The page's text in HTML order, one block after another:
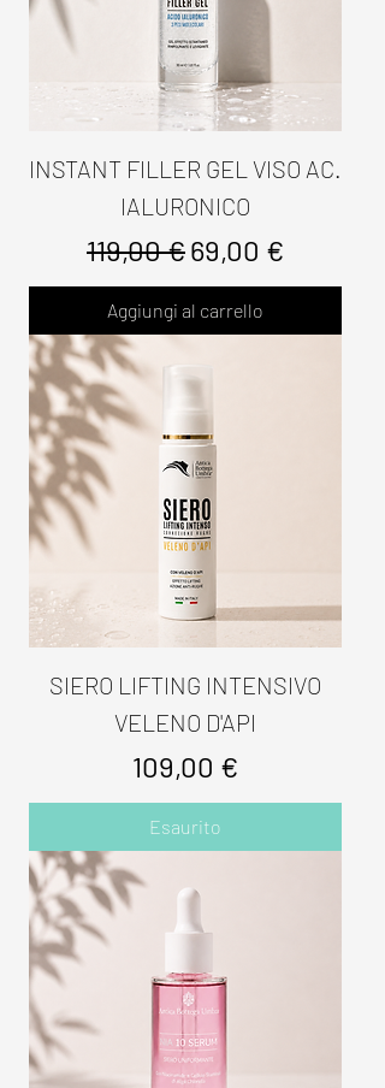
INSTANT FILLER GEL VISO AC.
IALURONICO
Prezzo regolare
119,00 €Prezzo scontato
69,00 €
Aggiungi al carrello
SIERO LIFTING INTENSIVO
VELENO D'API
Prezzo
109,00 €
Esaurito